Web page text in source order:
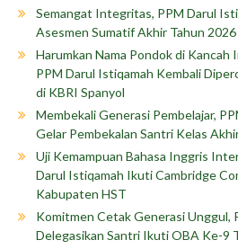
Semangat Integritas, PPM Darul
Asesmen Sumatif Akhir Tahun 2026
Harumkan Nama Pondok di
PPM Darul Istiqamah Kembali
di KBRI Spanyol
Membekali Generasi Pembelajar,
Gelar Pembekalan Santri Kelas
Uji Kemampuan Bahasa Inggris
Darul Istiqamah Ikuti Cambridge
Kabupaten HST
Komitmen Cetak Generasi Unggul,
Delegasikan Santri Ikuti OBA Ke-9